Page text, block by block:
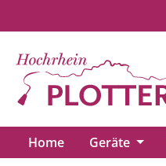
Zur
Home Geräte